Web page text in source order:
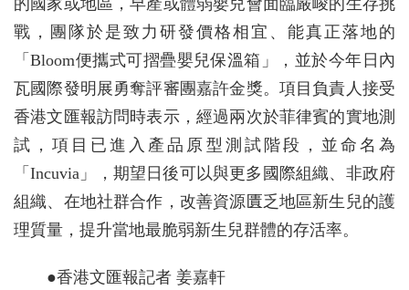
的國家或地區，早產或體弱嬰兒會面臨嚴峻的生存挑
戰，團隊於是致力研發價格相宜、能真正落地的
「Bloom便攜式可摺疊嬰兒保溫箱」，並於今年日內
瓦國際發明展勇奪評審團嘉許金獎。項目負責人接受
香港文匯報訪問時表示，經過兩次於菲律賓的實地測
試，項目已進入產品原型測試階段，並命名為
「Incuvia」，期望日後可以與更多國際組織、非政府
組織、在地社群合作，改善資源匱乏地區新生兒的護
理質量，提升當地最脆弱新生兒群體的存活率。
●香港文匯報記者 姜嘉軒